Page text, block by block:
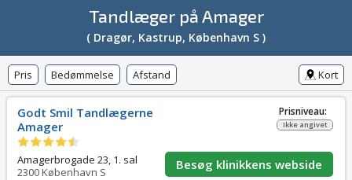
Tandlæger på Amager
( Dragør, Kastrup, København S )
Pris Bedømmelse Afstand Kort
Godt Smil Tandlægerne
Amager
Amagerbrogade 23, 1. sal
2300København S
Prisniveau:
Ikke angivet
Besøg klinikkens webside